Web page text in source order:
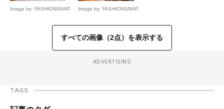
Image by: FASHIONSNAP Image by: FASHIONSNAP
すべての画像（2点）を表示する
ADVERTISING
TAGS